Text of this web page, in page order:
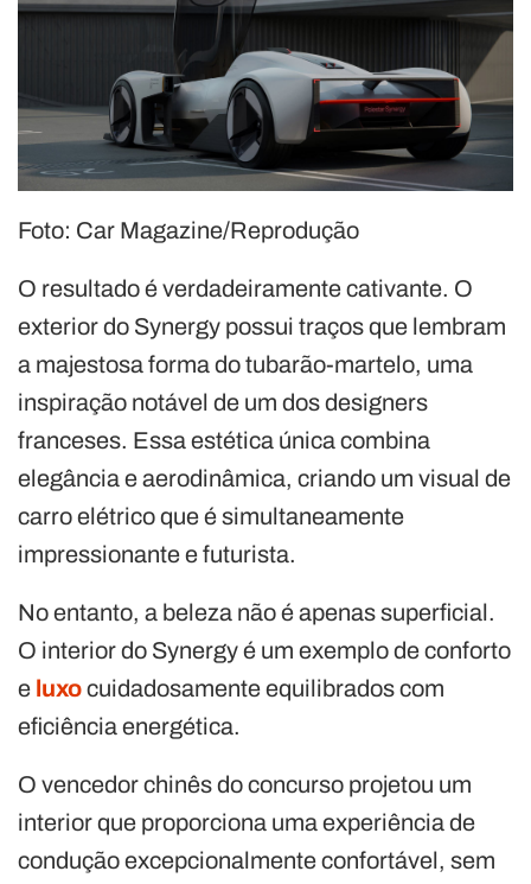
Foto: Car Magazine/Reprodução
O resultado é verdadeiramente cativante. O
exterior do Synergy possui traços que lembram
a majestosa forma do tubarão-martelo, uma
inspiração notável de um dos designers
franceses. Essa estética única combina
elegância e aerodinâmica, criando um visual de
carro elétrico que é simultaneamente
impressionante e futurista.
No entanto, a beleza não é apenas superficial.
O interior do Synergy é um exemplo de conforto
e luxocuidadosamente equilibrados com
eficiência energética.
O vencedor chinês do concurso projetou um
interior que proporciona uma experiência de
condução excepcionalmente confortável, sem